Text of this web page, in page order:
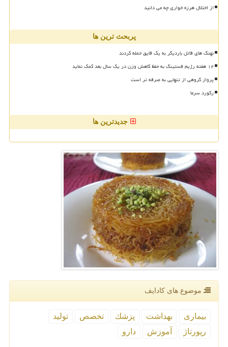
از اختلال هرزه خواری چه می دانید
پربحث ترین ها
نهنگ های قاتل باردیگر به یک قایق حمله کردند
۱۲ هفته رژیم فستینگ به حفظ کاهش وزن در یک سال بعد کمک نماید
پرواز گروهی از تنهایی به صرفه تر است
رکورد سرما
جدیدترین ها
موضوع های كادایف
بیماری بهداشت پزشك تخصص
تولید
رپورتاژ
آموزش دارو